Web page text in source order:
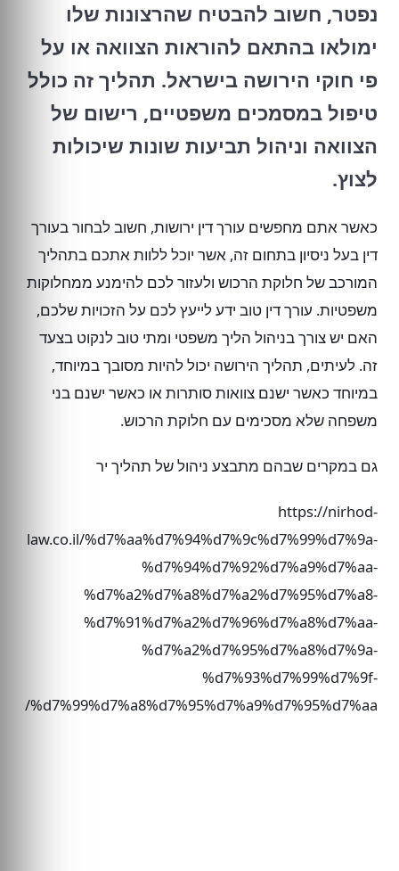
נפטר, חשוב להבטיח שהרצונות שלו
ימולאו בהתאם להוראות הצוואה או על
פי חוקי הירושה בישראל. תהליך זה כולל
טיפול במסמכים משפטיים, רישום של
הצוואה וניהול תביעות שונות שיכולות
לצוץ.
כאשר אתם מחפשים עורך דין ירושות, חשוב לבחור בעורך
דין בעל ניסיון בתחום זה, אשר יוכל ללוות אתכם בתהליך
המורכב של חלוקת הרכוש ולעזור לכם להימנע ממחלוקות
משפטיות. עורך דין טוב ידע לייעץ לכם על הזכויות שלכם,
האם יש צורך בניהול הליך משפטי ומתי טוב לנקוט בצעד
זה. לעיתים, תהליך הירושה יכול להיות מסובך במיוחד,
במיוחד כאשר ישנם צוואות סותרות או כאשר ישנם בני
משפחה שלא מסכימים עם חלוקת הרכוש.
גם במקרים שבהם מתבצע ניהול של תהליך יר
https://nirhod-
law.co.il/%d7%aa%d7%94%d7%9c%d7%99%d7%9a-
%d7%94%d7%92%d7%a9%d7%aa-
%d7%a2%d7%a8%d7%a2%d7%95%d7%a8-
%d7%91%d7%a2%d7%96%d7%a8%d7%aa-
%d7%a2%d7%95%d7%a8%d7%9a-
%d7%93%d7%99%d7%9f-
%d7%99%d7%a8%d7%95%d7%a9%d7%95%d7%aa/